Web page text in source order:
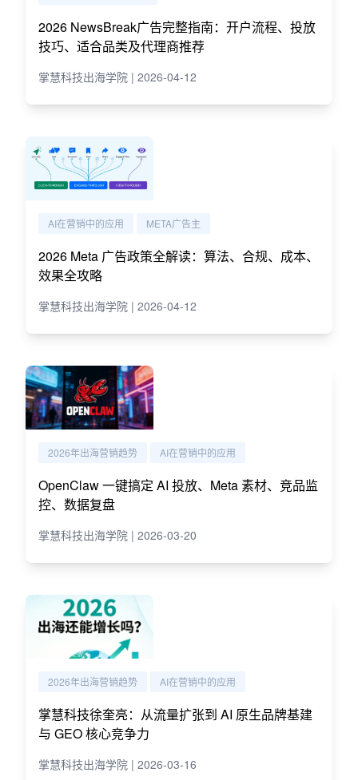
2026 NewsBreak广告完整指南：开户流程、投放
技巧、适合品类及代理商推荐
掌慧科技出海学院 | 2026-04-12
AI在营销中的应用 META广告主
2026 Meta 广告政策全解读：算法、合规、成本、
效果全攻略
掌慧科技出海学院 | 2026-04-12
2026年出海营销趋势 AI在营销中的应用
OpenClaw 一键搞定 AI 投放、Meta 素材、竞品监
控、数据复盘
掌慧科技出海学院 | 2026-03-20
2026年出海营销趋势 AI在营销中的应用
掌慧科技徐奎亮：从流量扩张到 AI 原生品牌基建
与 GEO 核心竞争力
掌慧科技出海学院 | 2026-03-16